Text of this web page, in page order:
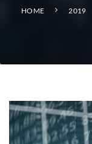
HOME 2019